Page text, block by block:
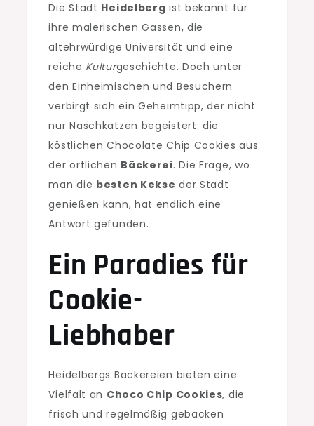
Die Stadt Heidelberg ist bekannt für
ihre malerischen Gassen, die
altehrwürdige Universität und eine
reiche Kulturgeschichte. Doch unter
den Einheimischen und Besuchern
verbirgt sich ein Geheimtipp, der nicht
nur Naschkatzen begeistert: die
köstlichen Chocolate Chip Cookies aus
der örtlichen Bäckerei. Die Frage, wo
man die besten Kekse der Stadt
genießen kann, hat endlich eine
Antwort gefunden.
Ein Paradies für
Cookie-
Liebhaber
Heidelbergs Bäckereien bieten eine
Vielfalt an Choco Chip Cookies, die
frisch und regelmäßig gebacken